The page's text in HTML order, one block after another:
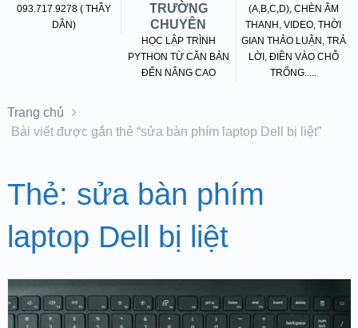
093.717.9278 ( THẦY
DÂN)
TRƯỜNG
CHUYÊN
HỌC LẬP TRÌNH
PYTHON TỪ CĂN BẢN
ĐẾN NÂNG CAO
(A,B,C,D), CHÈN ÂM
THANH, VIDEO, THỜI
GIAN THẢO LUẬN, TRẢ
LỜI, ĐIỀN VÀO CHỖ
TRỐNG.....
Trang chủ
Bài viết được gắn thẻ “sửa bàn phím laptop Dell bị liệt”
Thẻ: sửa bàn phím
laptop Dell bị liệt